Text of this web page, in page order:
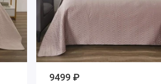
9499 ₽